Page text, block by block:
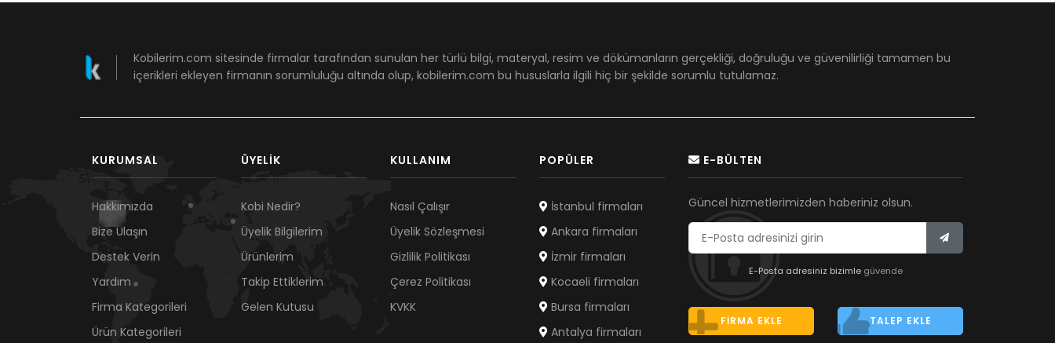
Kobilerim.com sitesinde firmalar tarafından sunulan her türlü bilgi, materyal, resim ve dökümanların gerçekliği, doğruluğu ve güvenilirliği tamamen bu
içerikleri ekleyen firmanın sorumluluğu altında olup, kobilerim.com bu hususlarla ilgili hiç bir şekilde sorumlu tutulamaz.
KURUMSAL
Hakkımızda
Bize Ulaşın
Destek Verin
Yardım
Firma Kategorileri
Ürün Kategorileri
ÜYELIK
Kobi Nedir?
Üyelik Bilgilerim
Ürünlerim
Takip Ettiklerim
Gelen Kutusu
KULLANIM
Nasıl Çalışır
Üyelik Sözleşmesi
Gizlilik Politikası
Çerez Politikası
KVKK
POPÜLER
İstanbul firmaları
Ankara firmaları
İzmir firmaları
Kocaeli firmaları
Bursa firmaları
Antalya firmaları
E-BÜLTEN
Güncel hizmetlerimizden haberiniz olsun.
E-Posta adresiniz bizimle güvende
FIRMA EKLE TALEP EKLE